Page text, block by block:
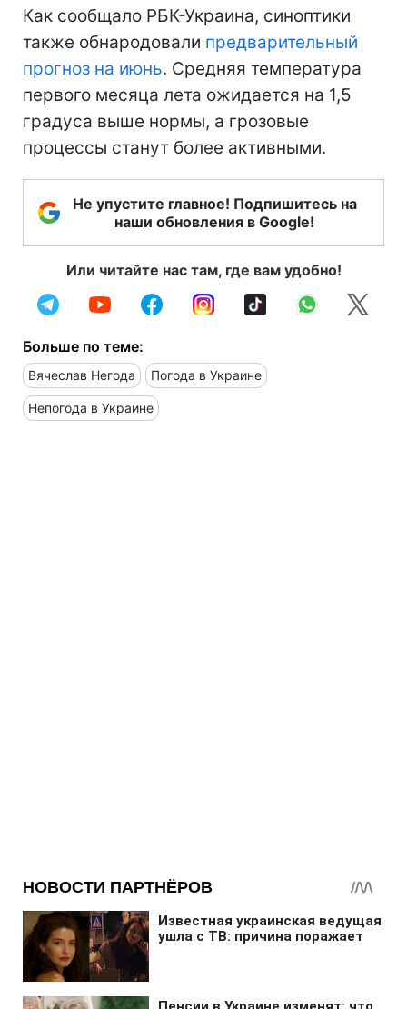
Как сообщало РБК-Украина, синоптики
также обнародовали предварительный
прогноз на июнь. Средняя температура
первого месяца лета ожидается на 1,5
градуса выше нормы, а грозовые
процессы станут более активными.
Не упустите главное! Подпишитесь на
наши обновления в Google!
Или читайте нас там, где вам удобно!
Больше по теме:
Вячеслав Негода Погода в Украине
Непогода в Украине